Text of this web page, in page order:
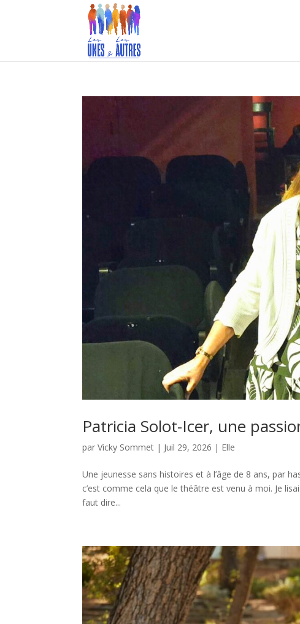
Patricia Solot-Icer, une
parVicky Sommet | Juil 29, 2026 | Elle
Une jeunesse sans histoires et à l’âge de 8 ans, par
c’est comme cela que le théâtre est venu à moi. Je
faut dire...